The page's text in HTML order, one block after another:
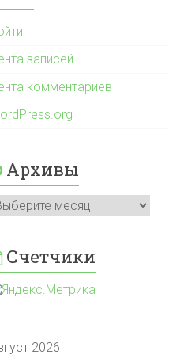
записей
комментариев
Архивы
Счетчики
2026